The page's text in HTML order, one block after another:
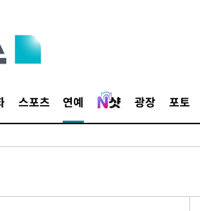
스포츠 연예 광장 포토